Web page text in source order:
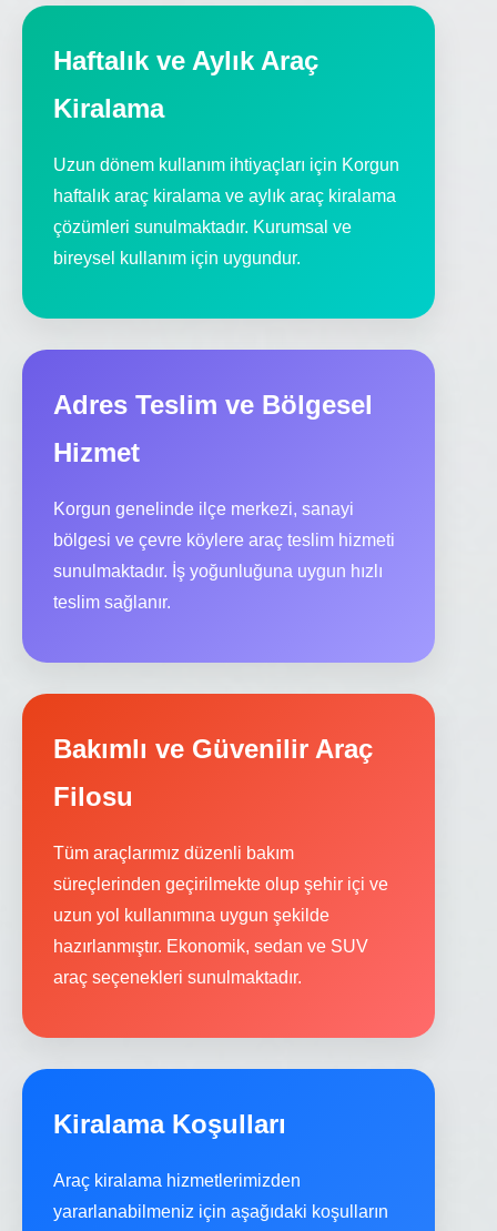
Haftalık ve Aylık Araç
Kiralama
Uzun dönem kullanım ihtiyaçları için Korgun
haftalık araç kiralama ve aylık araç kiralama
çözümleri sunulmaktadır. Kurumsal ve
bireysel kullanım için uygundur.
Adres Teslim ve Bölgesel
Hizmet
Korgun genelinde ilçe merkezi, sanayi
bölgesi ve çevre köylere araç teslim hizmeti
sunulmaktadır. İş yoğunluğuna uygun hızlı
teslim sağlanır.
Bakımlı ve Güvenilir Araç
Filosu
Tüm araçlarımız düzenli bakım
süreçlerinden geçirilmekte olup şehir içi ve
uzun yol kullanımına uygun şekilde
hazırlanmıştır. Ekonomik, sedan ve SUV
araç seçenekleri sunulmaktadır.
Kiralama Koşulları
Araç kiralama hizmetlerimizden
yararlanabilmeniz için aşağıdaki koşulların